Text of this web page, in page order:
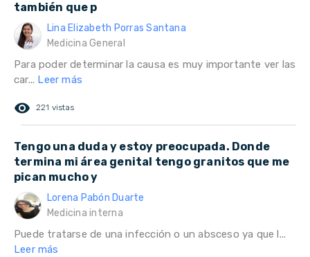
también que p
Lina Elizabeth Porras Santana
Medicina General
Para poder determinar la causa es muy importante ver las
car... Leer más
remove_red_eye 221 vistas
Tengo una duda y estoy preocupada. Donde
termina mi área genital tengo granitos que me
pican mucho y
Lorena Pabón Duarte
Medicina interna
Puede tratarse de una infección o un absceso ya que l...
Leer más